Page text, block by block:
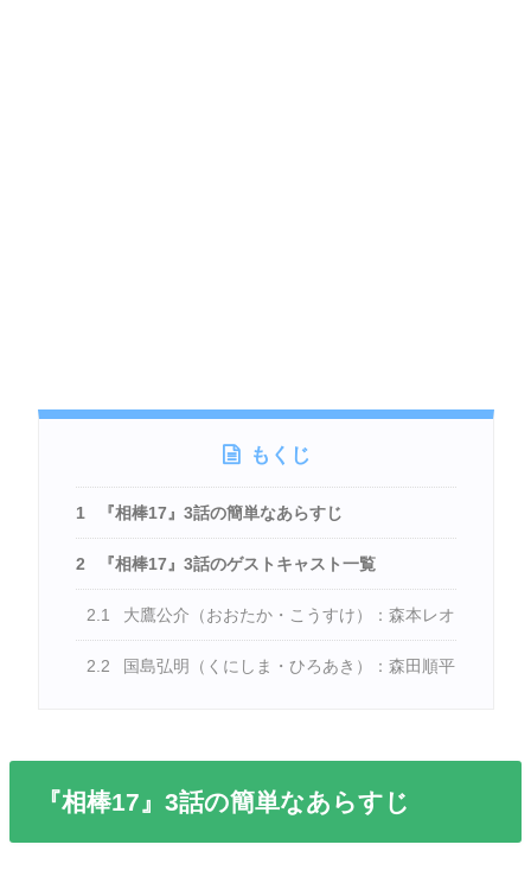
もくじ
1 『相棒17』3話の簡単なあらすじ
2 『相棒17』3話のゲストキャスト一覧
2.1 大鷹公介（おおたか・こうすけ）：森本レオ
2.2 国島弘明（くにしま・ひろあき）：森田順平
『相棒17』3話の簡単なあらすじ